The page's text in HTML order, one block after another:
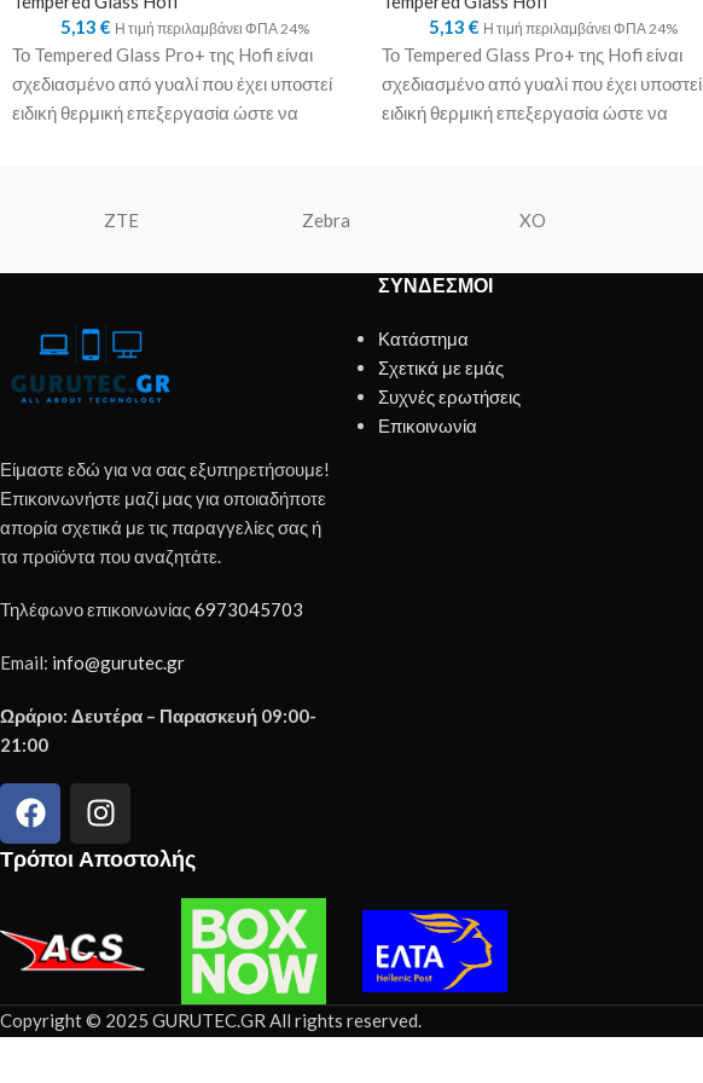
5,13 € Η τιμή περιλαμβάνει ΦΠΑ 24%
Το Tempered Glass Pro+ της Hofi είναι
σχεδιασμένο από γυαλί που έχει υποστεί
ειδική θερμική επεξεργασία ώστε να
5,13€ Η τιμή περιλαμβάνει ΦΠΑ 24%
Το Tempered Glass Pro+ της Hofi είναι
σχεδιασμένο από γυαλί που έχει υποστεί
ειδική θερμική επεξεργασία ώστε να
ZTE Zebra XO
Είμαστε εδώ για να σας εξυπηρετήσουμε!
Επικοινωνήστε μαζί μας για οποιαδήποτε
απορία σχετικά με τις παραγγελίες σας ή
τα προϊόντα που αναζητάτε.
Τηλέφωνο επικοινωνίας6973045703
Email: info@gurutec.gr
Ωράριο: Δευτέρα – Παρασκευή 09:00-
21:00
Τρόποι Αποστολής
ΣΎΝΔΕΣΜΟΙ
Κατάστημα
Σχετικά με εμάς
Συχνές ερωτήσεις
Επικοινωνία
Copyright © 2025 GURUTEC.GR All rights reserved.